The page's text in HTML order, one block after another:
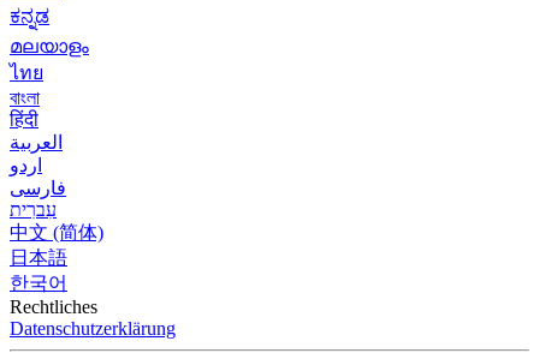
ಕನ್ನಡ
മലയാളം
ไทย
বাংলা
हिंदी
العربية
اردو
فارسی
עִברִית
中文 (简体)
日本語
한국어
Rechtliches
Datenschutzerklärung